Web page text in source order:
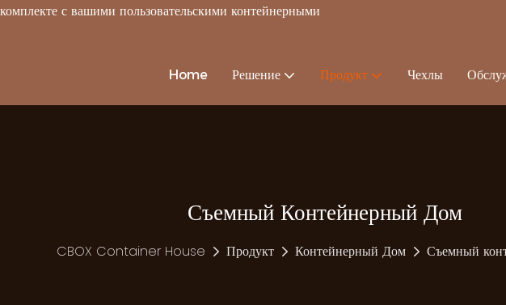
с вашими пользовательскими контейнерными
Home Решение Продукт Чехлы
Съемный Контейнерный Дом
CBOX Container House Продукт Контейнерный Дом Съемный